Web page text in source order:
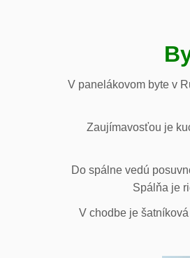
V panelákovom byte v
Zaujímavosťou je
Do spálne vedú
Spálňa je
V chodbe je